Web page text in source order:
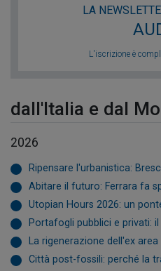
LA
L'iscrizione è
dall'Italia e dal
2026
Ripensare l'urbanistica:
Abitare il futuro: Ferrara fa
Utopian Hours 2026: un
Portafogli pubblici e privati:
La rigenerazione dell'ex
Città post-fossili: perché la